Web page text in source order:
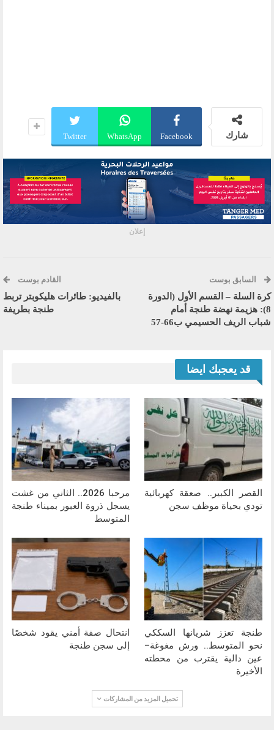
شارك Facebook
WhatsApp
Twitter
إعلان
السابق بوست
كرة السلة – القسم الأول (الدورة
8): هزيمة نهضة طنجة أمام
شباب الريف الحسيمي ب66-57
القادم بوست
بالفيديو: طائرات هليكوبتر تربط
طنجة بطريفة
قد يعجبك ايضا
القصر الكبير.. صعقة كهربائية
تودي بحياة موظف سجن
مرحبا 2026.. الثاني من غشت
يسجل ذروة العبور بميناء طنجة
المتوسط
طنجة تعزز شريانها السككي
نحو المتوسط.. ورش مغوغة–
عين دالية يقترب من محطته
الأخيرة
انتحال صفة أمني يقود شخصًا
إلى سجن طنجة
تحميل المزيد من المشاركات